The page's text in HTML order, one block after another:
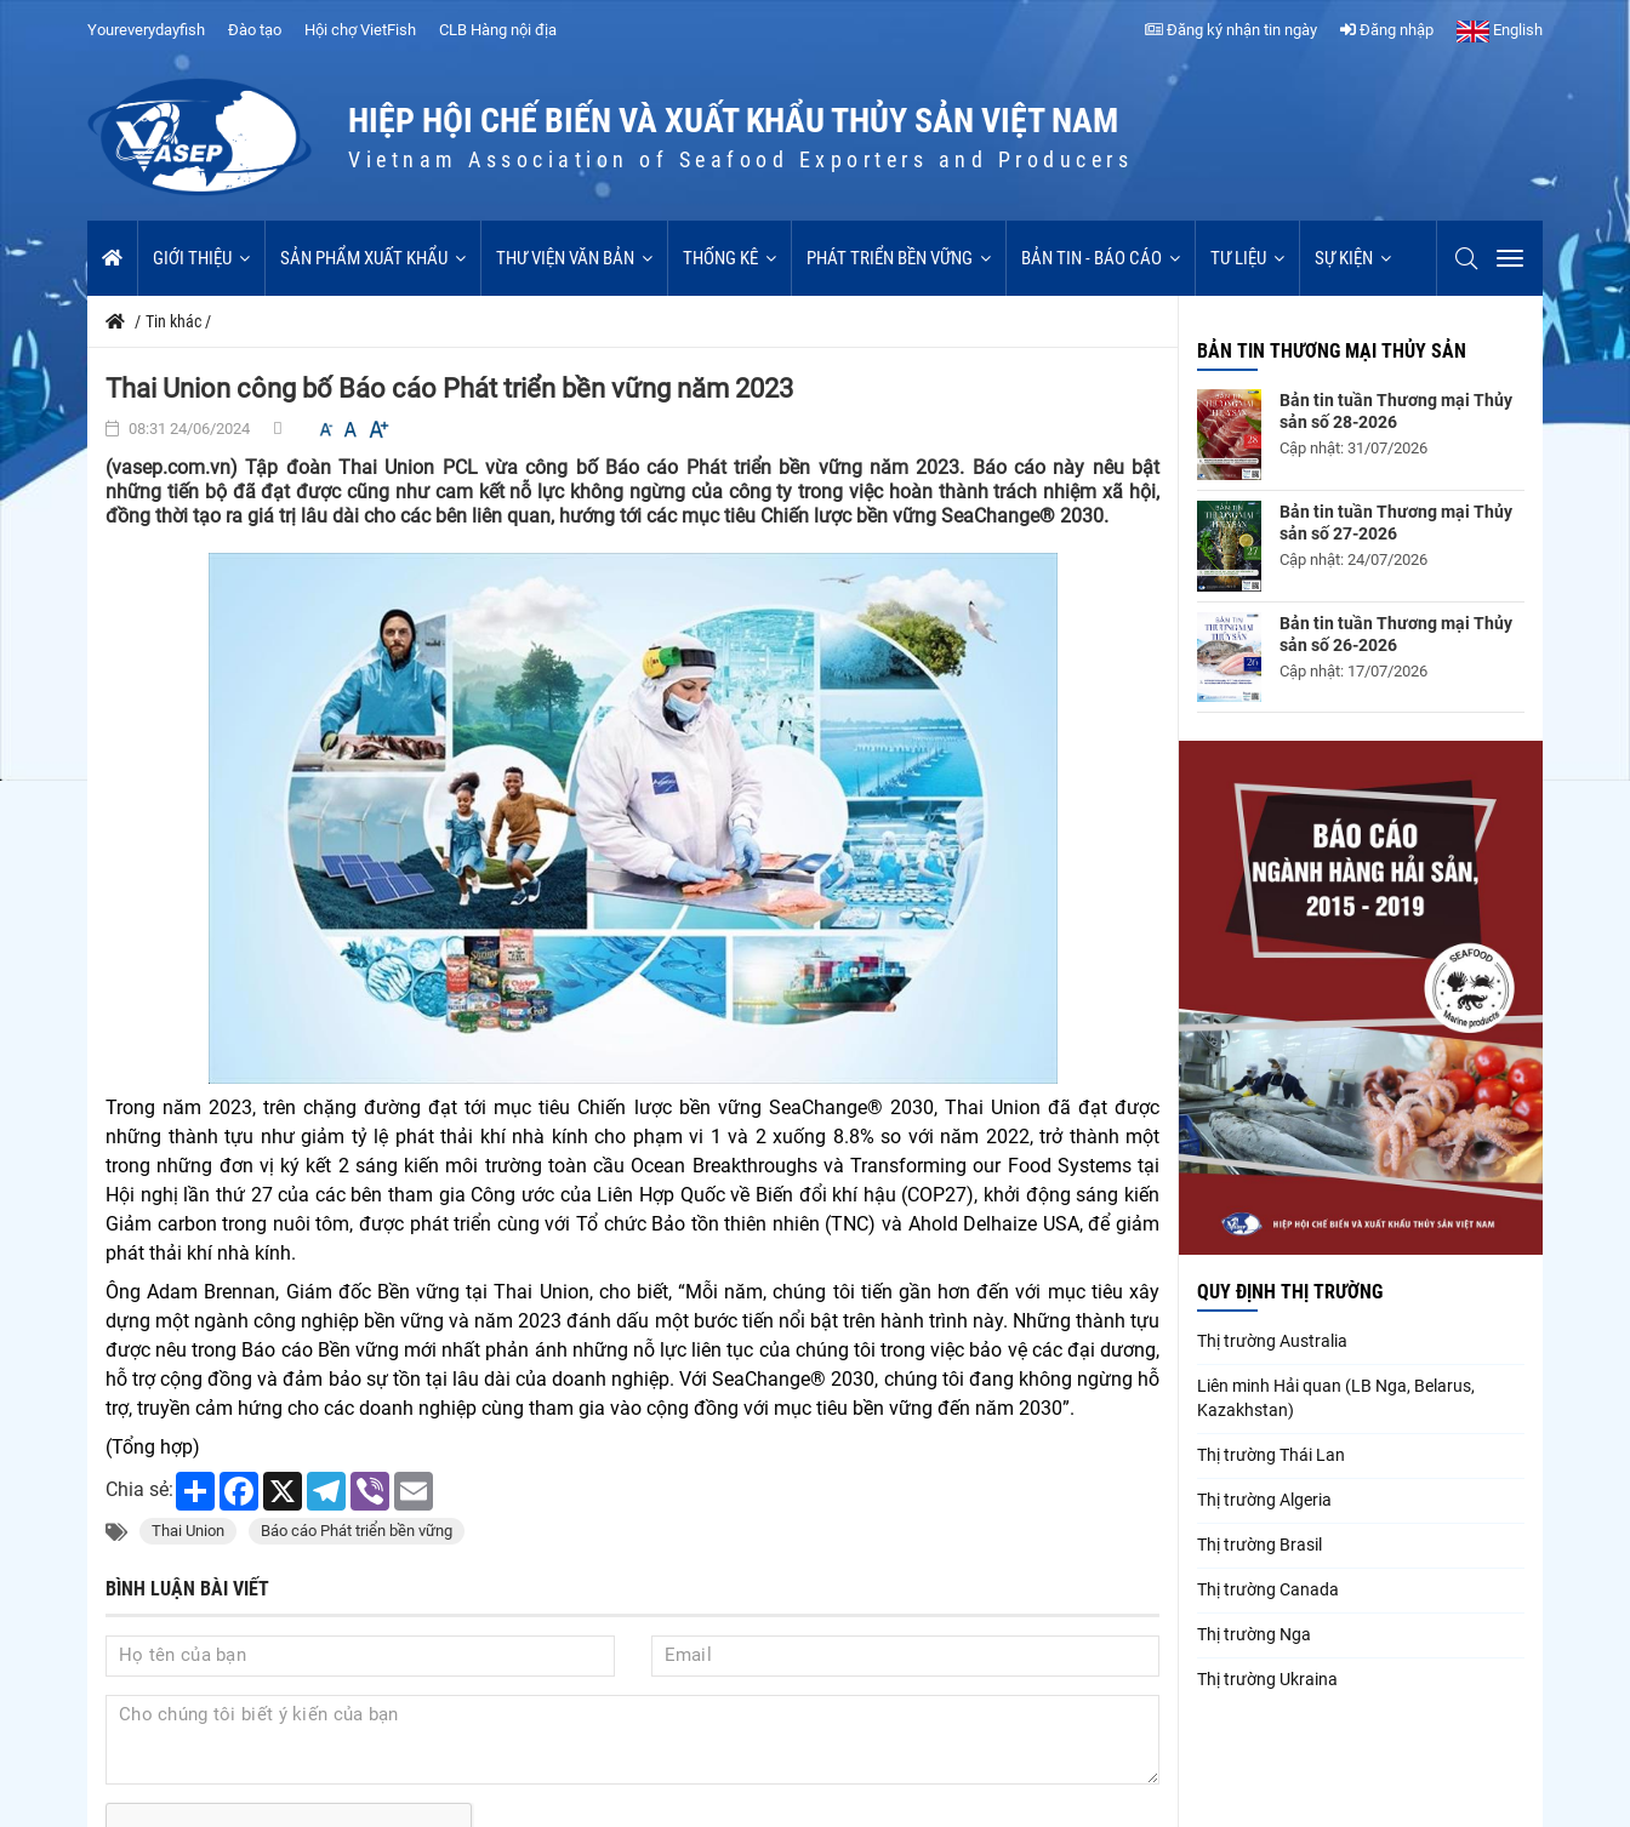
Youreverydayfish Đào tạo Hội chợ VietFish CLB Hàng nội địa Đăng ký nhận tin ngày Đăng nhập English
HIỆP HỘI CHẾ BIẾN VÀ XUẤT KHẨU THỦY SẢN VIỆT NAM
Vietnam Association of Seafood Exporters and Producers
GIỚI THIỆU SẢN PHẨM XUẤT KHẨU THƯ VIỆN VĂN BẢN THỐNG KÊ PHÁT TRIỂN BỀN VỮNG BẢN TIN - BÁO CÁO TƯ LIỆU SỰ KIỆN
/ Tin khác /
Thai Union công bố Báo cáo Phát triển bền vững năm 2023
08:31 24/06/2024
(vasep.com.vn) Tập đoàn Thai Union PCL vừa công bố Báo cáo Phát triển bền vững năm 2023. Báo cáo này nêu bật
những tiến bộ đã đạt được cũng như cam kết nỗ lực không ngừng của công ty trong việc hoàn thành trách nhiệm xã hội,
đồng thời tạo ra giá trị lâu dài cho các bên liên quan, hướng tới các mục tiêu Chiến lược bền vững SeaChange® 2030.
Trong năm 2023, trên chặng đường đạt tới mục tiêu Chiến lược bền vững SeaChange® 2030, Thai Union đã đạt được
những thành tựu như giảm tỷ lệ phát thải khí nhà kính cho phạm vi 1 và 2 xuống 8.8% so với năm 2022, trở thành một
trong những đơn vị ký kết 2 sáng kiến môi trường toàn cầu Ocean Breakthroughs và Transforming our Food Systems tại
Hội nghị lần thứ 27 của các bên tham gia Công ước của Liên Hợp Quốc về Biến đổi khí hậu (COP27), khởi động sáng kiến
Giảm carbon trong nuôi tôm, được phát triển cùng với Tổ chức Bảo tồn thiên nhiên (TNC) và Ahold Delhaize USA, để giảm
phát thải khí nhà kính.
Ông Adam Brennan, Giám đốc Bền vững tại Thai Union, cho biết, “Mỗi năm, chúng tôi tiến gần hơn đến với mục tiêu xây
dựng một ngành công nghiệp bền vững và năm 2023 đánh dấu một bước tiến nổi bật trên hành trình này. Những thành tựu
được nêu trong Báo cáo Bền vững mới nhất phản ánh những nỗ lực liên tục của chúng tôi trong việc bảo vệ các đại dương,
hỗ trợ cộng đồng và đảm bảo sự tồn tại lâu dài của doanh nghiệp. Với SeaChange® 2030, chúng tôi đang không ngừng hỗ
trợ, truyền cảm hứng cho các doanh nghiệp cùng tham gia vào cộng đồng với mục tiêu bền vững đến năm 2030”.
(Tổng hợp)
Chia sẻ:
Share Facebook
X Telegram
Viber
Thai Union Báo cáo Phát triển bền vững
BÌNH LUẬN BÀI VIẾT
BẢN TIN THƯƠNG MẠI THỦY SẢN
Bản tin tuần Thương mại Thủy
sản số 28-2026
Cập nhật: 31/07/2026
Bản tin tuần Thương mại Thủy
sản số 27-2026
Cập nhật: 24/07/2026
Bản tin tuần Thương mại Thủy
sản số 26-2026
Cập nhật: 17/07/2026
QUY ĐỊNH THỊ TRƯỜNG
Thị trường Australia
Liên minh Hải quan (LB Nga, Belarus,
Kazakhstan)
Thị trường Thái Lan
Thị trường Algeria
Thị trường Brasil
Thị trường Canada
Thị trường Nga
Thị trường Ukraina